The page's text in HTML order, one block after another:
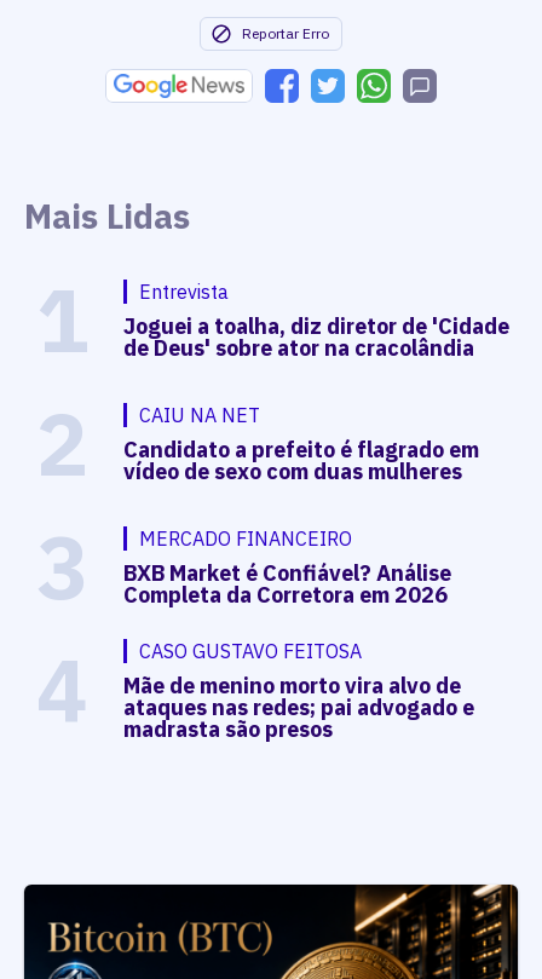
Reportar Erro
Mais Lidas
1 Entrevista
Joguei a toalha, diz diretor de 'Cidade
de Deus' sobre ator na cracolândia
2 CAIU NA NET
Candidato a prefeito é flagrado em
vídeo de sexo com duas mulheres
3 MERCADO FINANCEIRO
BXB Market é Confiável? Análise
Completa da Corretora em 2026
4 CASO GUSTAVO FEITOSA
Mãe de menino morto vira alvo de
ataques nas redes; pai advogado e
madrasta são presos